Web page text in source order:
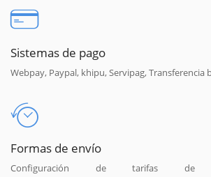
Sistemas de pago
Webpay, Paypal, khipu, Servipag, Transferencia
Formas de envío
Configuración de tarifas de